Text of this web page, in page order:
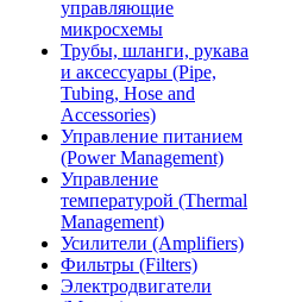
управляющие
микросхемы
Трубы, шланги, рукава
и аксессуары (Pipe,
Tubing, Hose and
Accessories)
Управление питанием
(Power Management)
Управление
температурой (Thermal
Management)
Усилители (Amplifiers)
Фильтры (Filters)
Электродвигатели